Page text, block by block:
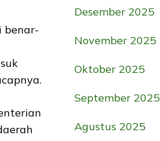
benar-
Desember 2025
November 2025
Oktober 2025
September 2025
Agustus 2025